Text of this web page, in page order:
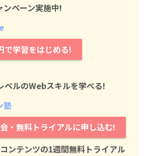
ンペーン実施中!
で学習をはじめる!
ベルのWebスキルを学べる!
塾
・無料トライアルに申し込む!
ンテンツの1週間無料トライアル